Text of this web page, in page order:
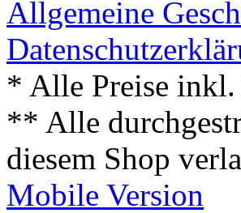
Allgemeine
* Alle Preise inkl.
** Alle
diesem Shop
Mobile Version